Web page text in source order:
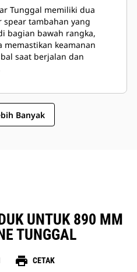
Tunggal memiliki dua
spear tambahan yang
bagian bawah rangka,
memastikan keamanan
saat berjalan dan
Banyak
UNTUK 890 MM
TUNGGAL
print CETAK